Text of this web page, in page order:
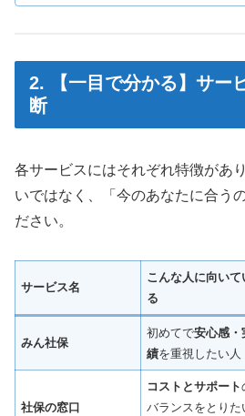
2. 【一目で分かる】サー
断
各サービスにはそれぞれ特徴があ
いではなく、「今のあなたに合う
ださい。
サービス名
こんな人に向いて
る
みん社保
初めてで安心感・
績を重視したい人
社保の窓口
コストとサポート
バランスをとりた